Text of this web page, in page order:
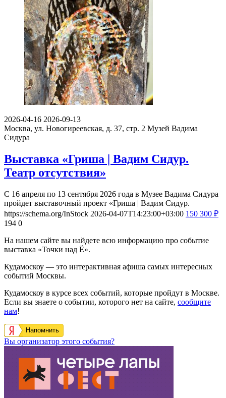
2026-04-16 2026-09-13
Москва, ул. Новогиреевская, д. 37, стр. 2 Музей Вадима
Сидура
Выставка «Гриша | Вадим Сидур.
Театр отсутствия»
С 16 апреля по 13 сентября 2026 года в Музее Вадима Сидура
пройдет выставочный проект «Гриша | Вадим Сидур.
https://schema.org/InStock 2026-04-07T14:23:00+03:00 150 300 ₽
194 0
На нашем сайте вы найдете всю информацию про событие
выставка «Точки над Ё».
Кудамоскоу — это интерактивная афиша самых интересных
событий Москвы.
Кудамоскоу в курсе всех событий, которые пройдут в Москве.
Если вы знаете о событии, которого нет на сайте, сообщите
нам!
Напомнить
Вы организатор этого события?